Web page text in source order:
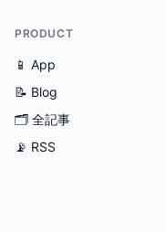
PRODUCT
📱 App
📝 Blog
🗂 全記事
📡 RSS